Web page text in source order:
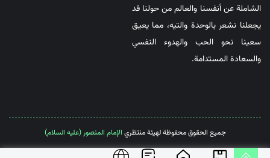
الشاملة عن أنفسنا والعالم من حولنا قد
يجعلنا نشعر بالوحدة والتيه، مما يعيق
سعينا نحو الحب والهدوء النفسي
والسعادة المستدامة.
جميع الحقوق محفوظة لهيئة منتظري الإمام المنصور (عليه السلام)